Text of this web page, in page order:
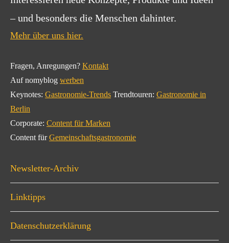
– und besonders die Menschen dahinter.
Mehr über uns hier.
Fragen, Anregungen? Kontakt
Auf nomyblog werben
Keynotes: Gastronomie-Trends Trendtouren: Gastronomie in
Berlin
Corporate: Content für Marken
Content fürGemeinschaftsgastronomie
Newsletter-Archiv
Linktipps
Datenschutzerklärung